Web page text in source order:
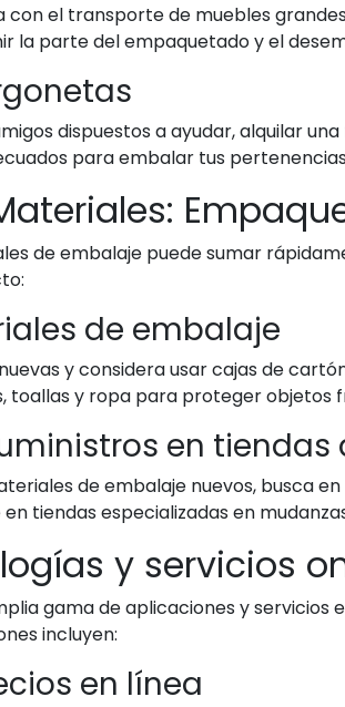
con el transporte de muebles
la parte del empaquetado y el
dispuestos a ayudar, alquilar
para embalar tus
de embalaje puede sumar
de embalaje
y considera usar cajas de
toallas y ropa para proteger objetos
en tiendas
de embalaje nuevos, busca
tiendas especializadas en
y servicios
gama de aplicaciones y
incluyen:
en línea